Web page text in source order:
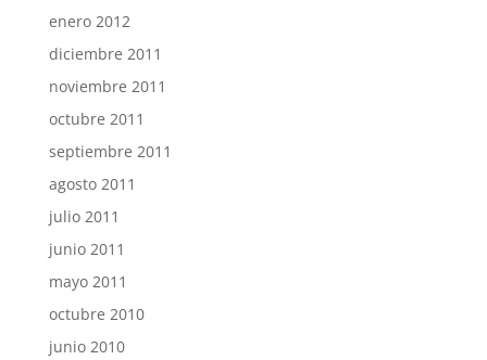
enero 2012
diciembre 2011
noviembre 2011
octubre 2011
septiembre 2011
agosto 2011
julio 2011
junio 2011
mayo 2011
octubre 2010
junio 2010